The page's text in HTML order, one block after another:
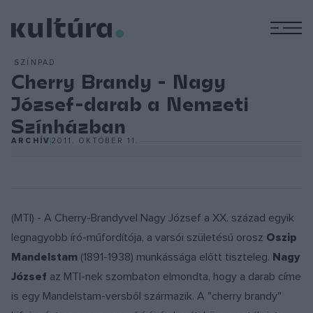
SZÍNPAD
Cherry Brandy - Nagy
József-darab a Nemzeti
Színházban
ARCHÍV2011. OKTÓBER 11.
(MTI) - A Cherry-Brandyvel Nagy József a XX. század egyik
legnagyobb író-műfordítója, a varsói születésű orosz Oszip
Mandelstam (1891-1938) munkássága előtt tiszteleg. Nagy
József az MTI-nek szombaton elmondta, hogy a darab címe
is egy Mandelstam-versből származik. A "cherry brandy"